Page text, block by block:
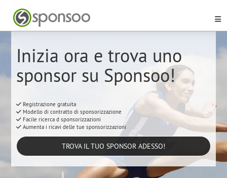
Inizia ora e trova uno
sponsor su Sponsoo!
Registrazione gratuita
Modello di contratto di sponsorizzazione
Facile ricerca d sponsorizzazioni
Aumenta i ricavi delle tue sponsorizzazioni
TROVA IL TUO SPONSOR ADESSO!